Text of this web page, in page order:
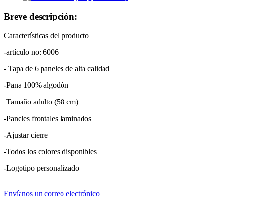
Breve descripción:
Características del producto
-artículo no: 6006
- Tapa de 6 paneles de alta calidad
-Pana 100% algodón
-Tamaño adulto (58 cm)
-Paneles frontales laminados
-Ajustar cierre
-Todos los colores disponibles
-Logotipo personalizado
Envíanos un correo electrónico